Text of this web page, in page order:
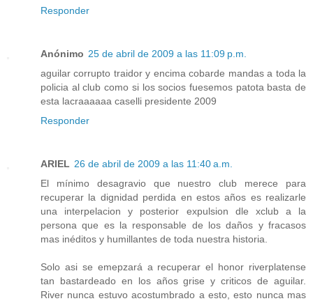
Responder
Anónimo 25 de abril de 2009 a las 11:09 p.m.
aguilar corrupto traidor y encima cobarde mandas a toda la
policia al club como si los socios fuesemos patota basta de
esta lacraaaaaa caselli presidente 2009
Responder
ARIEL 26 de abril de 2009 a las 11:40 a.m.
El mínimo desagravio que nuestro club merece para
recuperar la dignidad perdida en estos años es realizarle
una interpelacion y posterior expulsion dle xclub a la
persona que es la responsable de los daños y fracasos
mas inéditos y humillantes de toda nuestra historia.
Solo asi se emepzará a recuperar el honor riverplatense
tan bastardeado en los años grise y criticos de aguilar.
River nunca estuvo acostumbrado a esto, esto nunca mas